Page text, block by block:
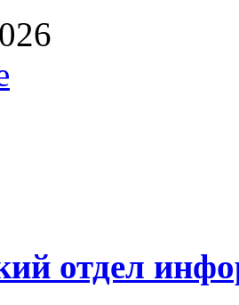
отдел